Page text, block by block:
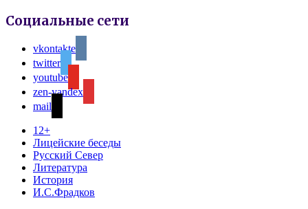
Социальные сети
vkontakte
twitter
youtube
zen-yandex
mail
12+
Лицейские беседы
Русский Север
Литература
История
И.С.Фрадков